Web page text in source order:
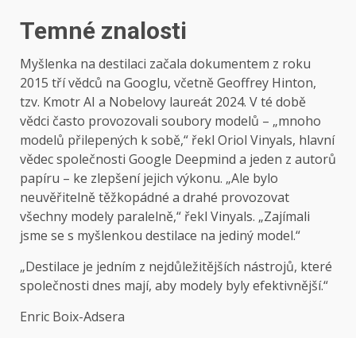
Temné znalosti
Myšlenka na destilaci začala dokumentem z roku
2015 tří vědců na Googlu, včetně Geoffrey Hinton,
tzv. Kmotr AI a Nobelovy laureát 2024. V té době
vědci často provozovali soubory modelů – „mnoho
modelů přilepených k sobě,“ řekl Oriol Vinyals, hlavní
vědec společnosti Google Deepmind a jeden z autorů
papíru – ke zlepšení jejich výkonu. „Ale bylo
neuvěřitelně těžkopádné a drahé provozovat
všechny modely paralelně,“ řekl Vinyals. „Zajímali
jsme se s myšlenkou destilace na jediný model.“
„Destilace je jedním z nejdůležitějších nástrojů, které
společnosti dnes mají, aby modely byly efektivnější.“
Enric Boix-Adsera